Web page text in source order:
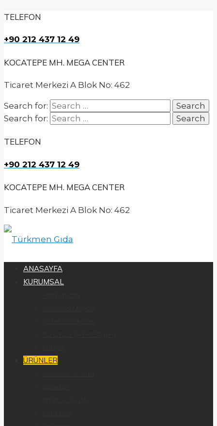
TELEFON
+90 212 437 12 49
KOCATEPE MH. MEGA CENTER
Ticaret Merkezi A Blok No: 462
Search for:
Search for:
TELEFON
+90 212 437 12 49
KOCATEPE MH. MEGA CENTER
Ticaret Merkezi A Blok No: 462
ANASAYFA
KURUMSAL
ÜRÜNLER